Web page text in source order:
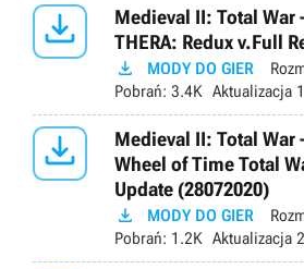

Medieval II: Total War
THERA: Redux v.Full
 MODY DO GIER
Pobrań: 3.4K Aktualizacja

Medieval II: Total War
Wheel of Time Total
Update (28072020)
 MODY DO GIER
Pobrań: 1.2K Aktualizacja